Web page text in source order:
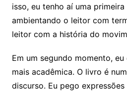
isso, eu tenho aí uma
ambientando o leitor com
leitor com a história do
Em um segundo momento,
mais acadêmica. O livro é
discurso. Eu pego